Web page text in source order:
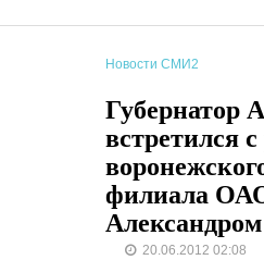
Новости СМИ2
Губернатор
встретился
филиала ОАО
20.06.2012 02:08